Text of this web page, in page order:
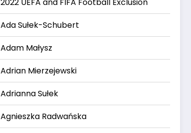
2022 UEFA and FIFA Football Exclusion
Ada Sułek-Schubert
Adam Małysz
Adrian Mierzejewski
Adrianna Sułek
Agnieszka Radwańska